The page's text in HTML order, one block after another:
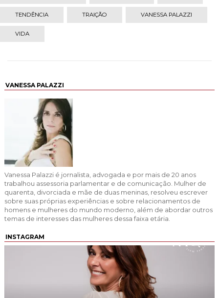
TENDÊNCIA TRAIÇÃO VANESSA PALAZZI
VIDA
VANESSA PALAZZI
Vanessa Palazzi é jornalista, advogada e por mais de 20 anos
trabalhou assessoria parlamentar e de comunicação. Mulher de
quarenta, divorciada e mãe de duas meninas, resolveu escrever
sobre suas próprias experiências e sobre relacionamentos de
homens e mulheres do mundo moderno, além de abordar outros
temas de interesses das mulheres dessa faixa etária.
INSTAGRAM